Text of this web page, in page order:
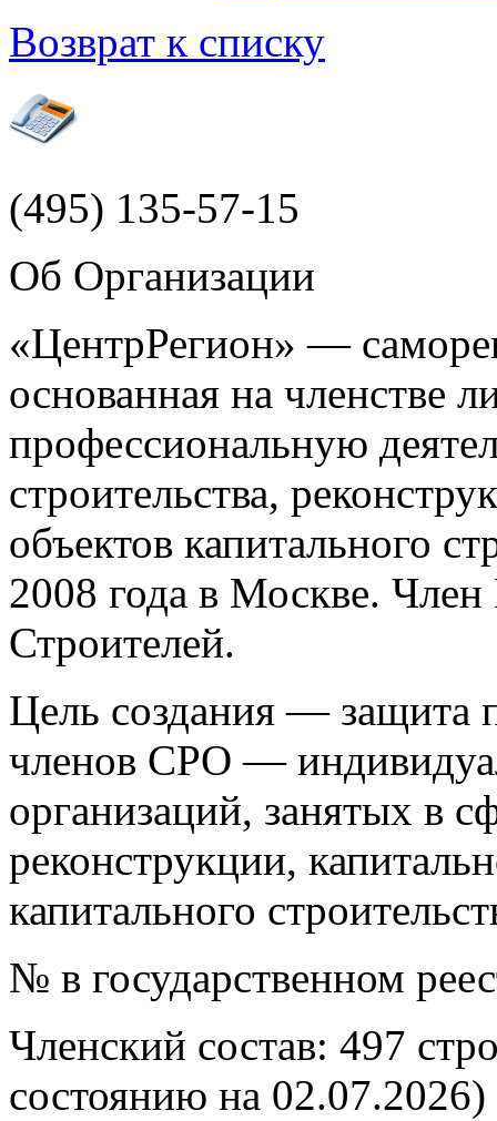
Возврат к списку
(495) 135-57-15
Об Организации
«ЦентрРегион» —
основанная на членстве
профессиональную
строительства,
объектов капитального
2008 года в Москве.
Строителей.
Цель создания — защита
членов СРО —
организаций, занятых в
реконструкции,
капитального
№ в государственном
Членский состав: 497
состоянию на 02.07.2026)